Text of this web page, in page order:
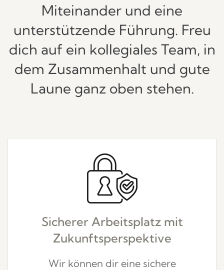
Miteinander und eine
unterstützende Führung. Freu
dich auf ein kollegiales Team, in
dem Zusammenhalt und gute
Laune ganz oben stehen.
Sicherer Arbeitsplatz mit
Zukunftsperspektive
Wir können dir eine sichere